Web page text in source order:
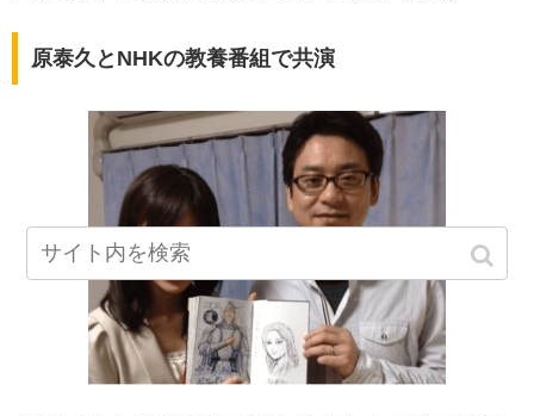
原泰久とNHKの教養番組で共演